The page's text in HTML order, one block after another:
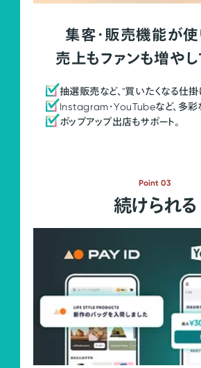
集客・販売機能が
売上もファンも増やし
抽選販売など、"買いたくなる仕掛
Instagram・YouTubeなど、多彩
ポップアップ出店もサポート。
Point 03
続けられる